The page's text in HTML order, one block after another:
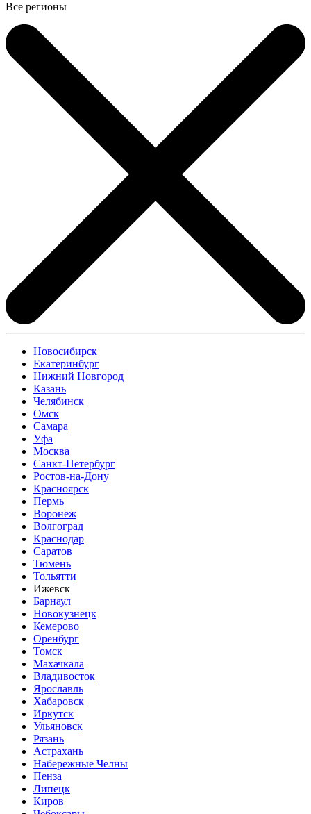
Все регионы
Новосибирск
Екатеринбург
Нижний Новгород
Казань
Челябинск
Омск
Самара
Уфа
Москва
Санкт-Петербург
Ростов-на-Дону
Красноярск
Пермь
Воронеж
Волгоград
Краснодар
Саратов
Тюмень
Тольятти
Ижевск
Барнаул
Новокузнецк
Кемерово
Оренбург
Томск
Махачкала
Владивосток
Ярославль
Хабаровск
Иркутск
Ульяновск
Рязань
Астрахань
Набережные Челны
Пенза
Липецк
Киров